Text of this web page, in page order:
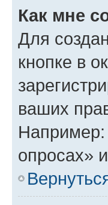
Как мне
Для
кнопке в
ваших
Например:
опросах»